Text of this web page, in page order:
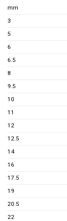
mm
3
5
6
6.5
8
9.5
10
11
12
12.5
14
16
17.5
19
20.5
22